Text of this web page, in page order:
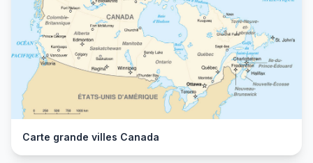
Carte grande villes Canada